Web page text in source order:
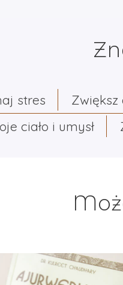
stres Zwiększ
ciało i umysł